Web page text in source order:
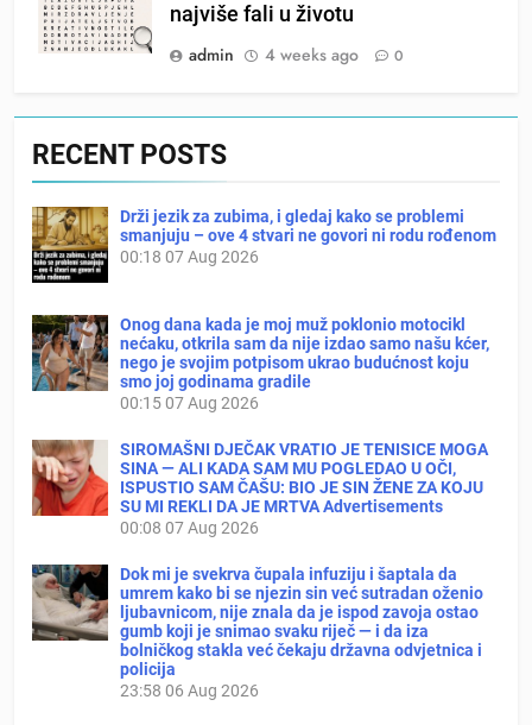
najviše fali u životu
admin
4 weeks ago 0
RECENT POSTS
Drži jezik za zubima, i gledaj kako se problemi
smanjuju – ove 4 stvari ne govori ni rodu rođenom
00:18 07 Aug 2026
Onog dana kada je moj muž poklonio motocikl
nećaku, otkrila sam da nije izdao samo našu kćer,
nego je svojim potpisom ukrao budućnost koju
smo joj godinama gradile
00:1507 Aug 2026
SIROMAŠNI DJEČAK VRATIO JE TENISICE MOGA
SINA — ALI KADA SAM MU POGLEDAO U OČI,
ISPUSTIO SAM ČAŠU: BIO JE SIN ŽENE ZA KOJU
SU MI REKLI DA JE MRTVA Advertisements
00:08 07 Aug 2026
Dok mi je svekrva čupala infuziju i šaptala da
umrem kako bi se njezin sin već sutradan oženio
ljubavnicom, nije znala da je ispod zavoja ostao
gumb koji je snimao svaku riječ — i da iza
bolničkog stakla već čekaju državna odvjetnica i
policija
23:58 06 Aug 2026